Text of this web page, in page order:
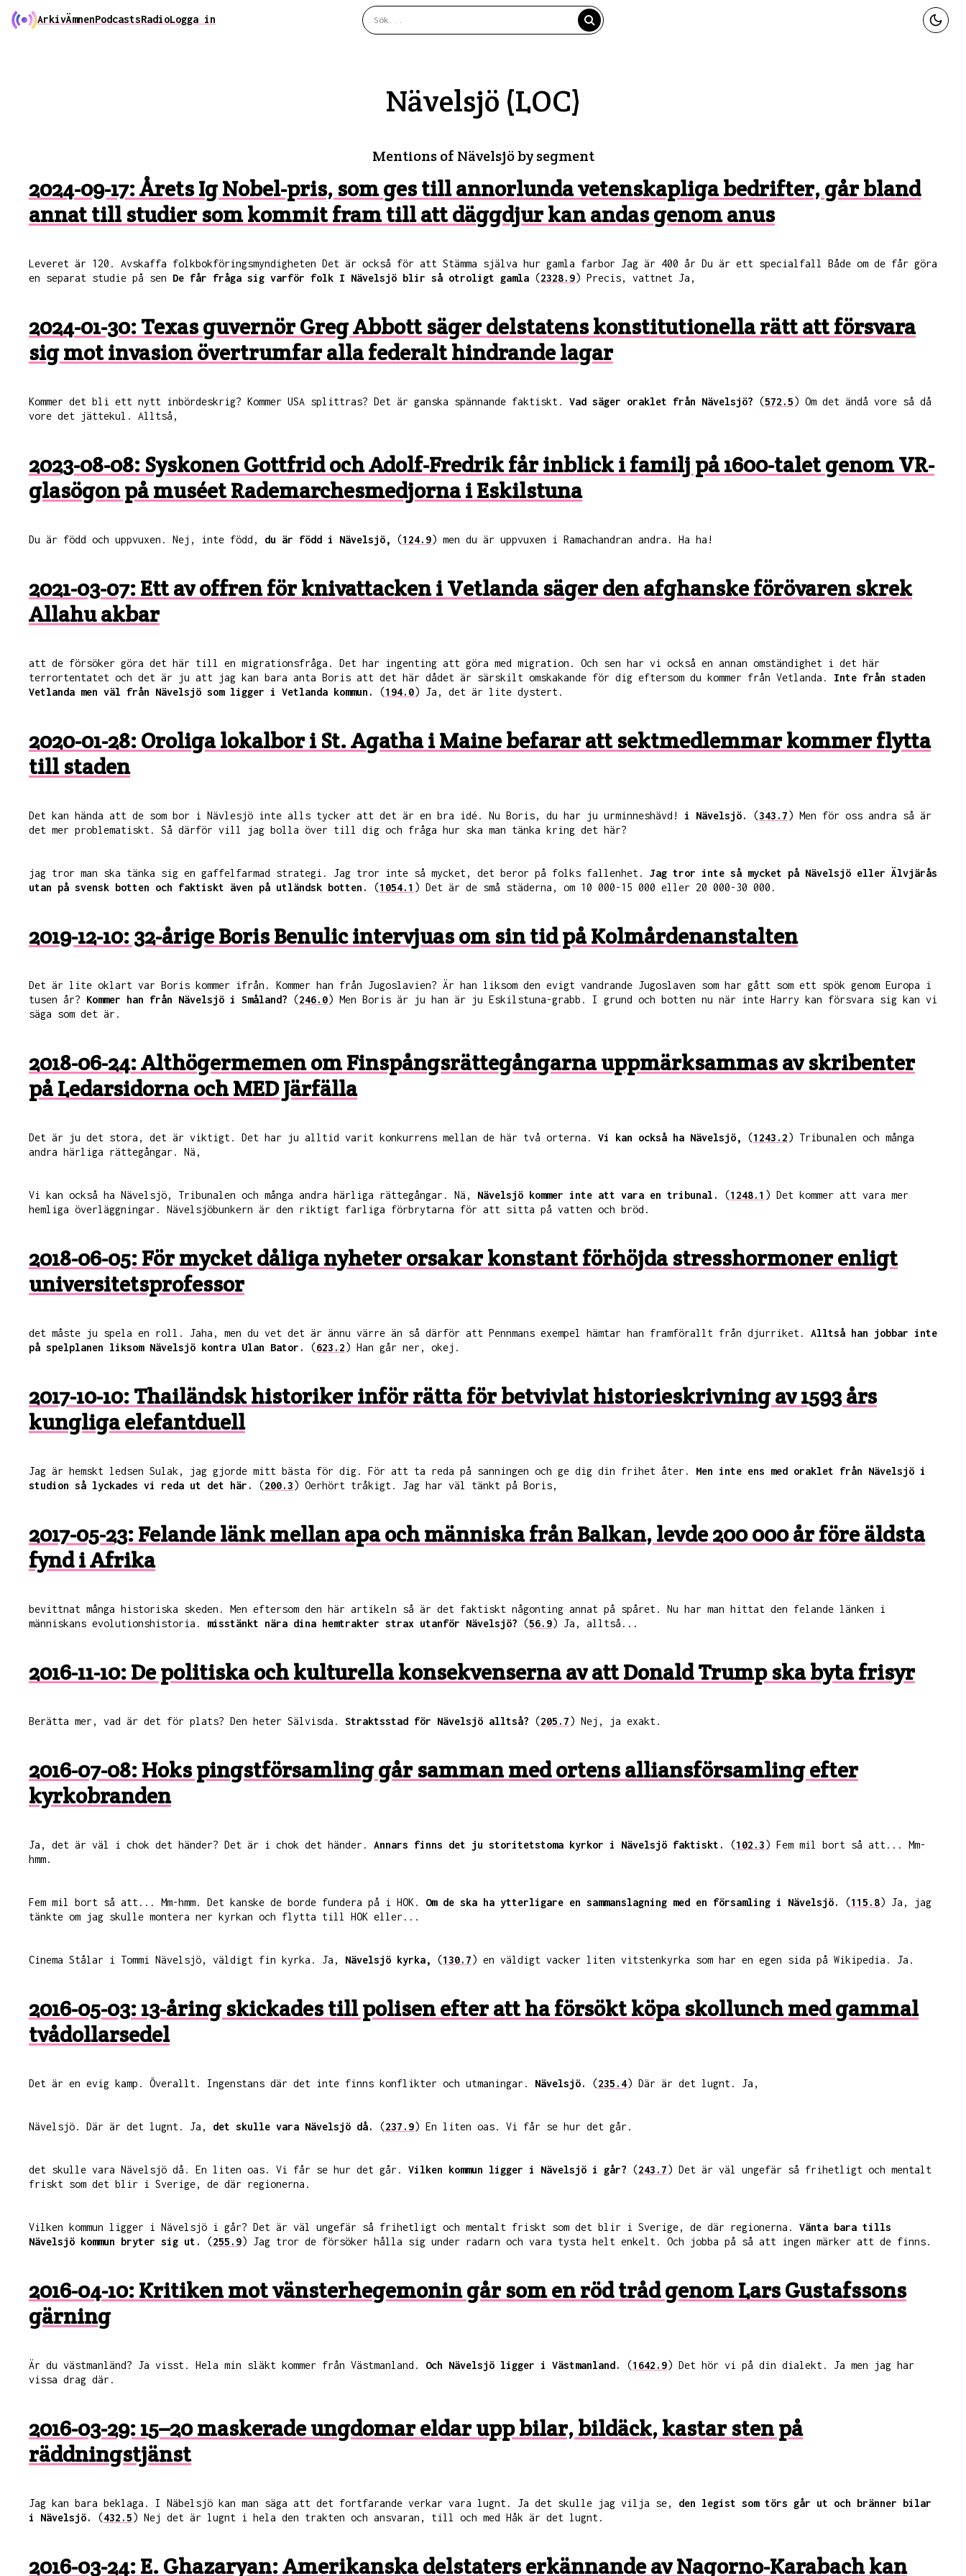
ArkivÄmnenPodcastsRadioLogga in
Nävelsjö (LOC)
Mentions of Nävelsjö by segment
2024-09-17: Årets Ig Nobel-pris, som ges till annorlunda vetenskapliga bedrifter, går bland
annat till studier som kommit fram till att däggdjur kan andas genom anus
Leveret är 120. Avskaffa folkbokföringsmyndigheten Det är också för att Stämma själva hur gamla farbor Jag är 400 år Du är ett specialfall Både om de får göra
en separat studie på sen De får fråga sig varför folk I Nävelsjö blir så otroligt gamla (2328.9) Precis, vattnet Ja,
2024-01-30: Texas guvernör Greg Abbott säger delstatens konstitutionella rätt att försvara
sig mot invasion övertrumfar alla federalt hindrande lagar
Kommer det bli ett nytt inbördeskrig? Kommer USA splittras? Det är ganska spännande faktiskt. Vad säger oraklet från Nävelsjö? (572.5) Om det ändå vore så då
vore det jättekul. Alltså,
2023-08-08: Syskonen Gottfrid och Adolf-Fredrik får inblick i familj på 1600-talet genom VR-
glasögon på muséet Rademarchesmedjorna i Eskilstuna
Du är född och uppvuxen. Nej, inte född, du är född i Nävelsjö, (124.9) men du är uppvuxen i Ramachandran andra. Ha ha!
2021-03-07: Ett av offren för knivattacken i Vetlanda säger den afghanske förövaren skrek
Allahu akbar
att de försöker göra det här till en migrationsfråga. Det har ingenting att göra med migration. Och sen har vi också en annan omständighet i det här
terrortentatet och det är ju att jag kan bara anta Boris att det här dådet är särskilt omskakande för dig eftersom du kommer från Vetlanda. Inte från staden
Vetlanda men väl från Nävelsjö som ligger i Vetlanda kommun.
(194.0) Ja, det är lite dystert.
2020-01-28: Oroliga lokalbor i St. Agatha i Maine befarar att sektmedlemmar kommer flytta
till staden
Det kan hända att de som bor i Nävlesjö inte alls tycker att det är en bra idé. Nu Boris, du har ju urminneshävd! i Nävelsjö. (343.7) Men för oss andra så är
det mer problematiskt. Så därför vill jag bolla över till dig och fråga hur ska man tänka kring det här?
jag tror man ska tänka sig en gaffelfarmad strategi. Jag tror inte så mycket, det beror på folks fallenhet. Jag tror inte så mycket på Nävelsjö eller Älvjärås
utan på svensk botten och faktiskt även på utländsk botten.
(1054.1 ) Det är de små städerna, om 10 000-15 000 eller 20 000-30 000.
2019-12-10: 32-årige Boris Benulic intervjuas om sin tid på Kolmårdenanstalten
Det är lite oklart var Boris kommer ifrån. Kommer han från Jugoslavien? Är han liksom den evigt vandrande Jugoslaven som har gått som ett spök genom Europa i
tusen år? Kommer han från Nävelsjö i Småland? (246.0) Men Boris är ju han är ju Eskilstuna-grabb. I grund och botten nu när inte Harry kan försvara sig kan vi
säga som det är.
2018-06-24: Althögermemen om Finspångsrättegångarna uppmärksammas av skribenter
på Ledarsidorna och MED Järfälla
Det är ju det stora, det är viktigt. Det har ju alltid varit konkurrens mellan de här två orterna. Vi kan också ha Nävelsjö, (1243.2) Tribunalen och många
andra härliga rättegångar. Nä,
Vi kan också ha Nävelsjö, Tribunalen och många andra härliga rättegångar. Nä, Nävelsjö kommer inte att vara en tribunal. (1248.1 ) Det kommer att vara mer
hemliga överläggningar. Nävelsjöbunkern är den riktigt farliga förbrytarna för att sitta på vatten och bröd.
2018-06-05: För mycket dåliga nyheter orsakar konstant förhöjda stresshormoner enligt
universitetsprofessor
det måste ju spela en roll. Jaha, men du vet det är ännu värre än så därför att Pennmans exempel hämtar han framförallt från djurriket. Alltså han jobbar inte
på spelplanen liksom Nävelsjö kontra Ulan Bator.
(623.2) Han går ner, okej.
2017-10-10: Thailändsk historiker inför rätta för betvivlat historieskrivning av 1593 års
kungliga elefantduell
Jag är hemskt ledsen Sulak, jag gjorde mitt bästa för dig. För att ta reda på sanningen och ge dig din frihet åter. Men inte ens med oraklet från Nävelsjö i
studion så lyckades vi reda ut det här.
(200.3) Oerhört tråkigt. Jag har väl tänkt på Boris,
2017-05-23: Felande länk mellan apa och människa från Balkan, levde 200 000 år före äldsta
fynd i Afrika
bevittnat många historiska skeden. Men eftersom den här artikeln så är det faktiskt någonting annat på spåret. Nu har man hittat den felande länken i
människans evolutionshistoria. misstänkt nära dina hemtrakter strax utanför Nävelsjö? (56.9) Ja, alltså...
2016-11-10: De politiska och kulturella konsekvenserna av att Donald Trump ska byta frisyr
Berätta mer, vad är det för plats? Den heter Sälvisda. Straktsstad för Nävelsjö alltså? (205.7) Nej, ja exakt.
2016-07-08: Hoks pingstförsamling går samman med ortens alliansförsamling efter
kyrkobranden
Ja, det är väl i chok det händer? Det är i chok det händer. Annars finns det ju storitetstoma kyrkor i Nävelsjö faktiskt. (102.3) Fem mil bort så att... Mm-
hmm.
Fem mil bort så att... Mm-hmm. Det kanske de borde fundera på i HOK. Om de ska ha ytterligare en sammanslagning med en församling i Nävelsjö. (115.8) Ja, jag
tänkte om jag skulle montera ner kyrkan och flytta till HOK eller...
Cinema Stålar i Tommi Nävelsjö, väldigt fin kyrka. Ja, Nävelsjö kyrka, (130.7) en väldigt vacker liten vitstenkyrka som har en egen sida på Wikipedia. Ja.
2016-05-03: 13-åring skickades till polisen efter att ha försökt köpa skollunch med gammal
tvådollarsedel
Det är en evig kamp. Överallt. Ingenstans där det inte finns konflikter och utmaningar. Nävelsjö. (235.4) Där är det lugnt. Ja,
Nävelsjö. Där är det lugnt. Ja, det skulle vara Nävelsjö då. (237.9) En liten oas. Vi får se hur det går.
det skulle vara Nävelsjö då. En liten oas. Vi får se hur det går. Vilken kommun ligger i Nävelsjö i går? (243.7) Det är väl ungefär så frihetligt och mentalt
friskt som det blir i Sverige, de där regionerna.
Vilken kommun ligger i Nävelsjö i går? Det är väl ungefär så frihetligt och mentalt friskt som det blir i Sverige, de där regionerna. Vänta bara tills
Nävelsjö kommun bryter sig ut.
(255.9) Jag tror de försöker hålla sig under radarn och vara tysta helt enkelt. Och jobba på så att ingen märker att de finns.
2016-04-10: Kritiken mot vänsterhegemonin går som en röd tråd genom Lars Gustafssons
gärning
Är du västmanländ? Ja visst. Hela min släkt kommer från Västmanland. Och Nävelsjö ligger i Västmanland. (1642.9) Det hör vi på din dialekt. Ja men jag har
vissa drag där.
2016-03-29: 15–20 maskerade ungdomar eldar upp bilar, bildäck, kastar sten på
räddningstjänst
Jag kan bara beklaga. I Näbelsjö kan man säga att det fortfarande verkar vara lugnt. Ja det skulle jag vilja se, den legist som törs går ut och bränner bilar
i Nävelsjö.
(432.5) Nej det är lugnt i hela den trakten och ansvaran, till och med Håk är det lugnt.
2016-03-24: E. Ghazaryan: Amerikanska delstaters erkännande av Nagorno-Karabach kan